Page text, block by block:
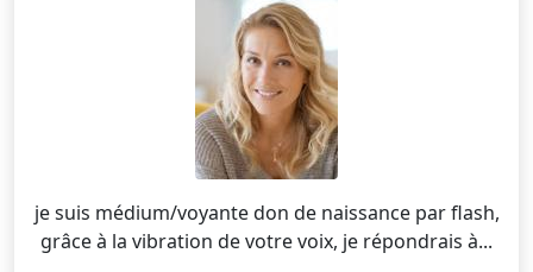
je suis médium/voyante don de naissance par flash,
grâce à la vibration de votre voix, je répondrais à...